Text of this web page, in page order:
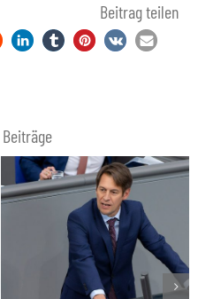
Beitrag teilen